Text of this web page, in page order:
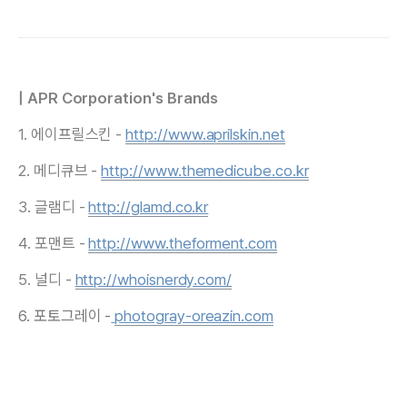
| APR Corporation's Brands
1. 에이프릴스킨 -http://www.aprilskin.net
2. 메디큐브 -http://www.themedicube.co.kr
3. 글램디 -http://glamd.co.kr
4. 포맨트 -http://www.theforment.com
5. 널디 - http://whoisnerdy.com/
6. 포토그레이 - photogray-oreazin.com